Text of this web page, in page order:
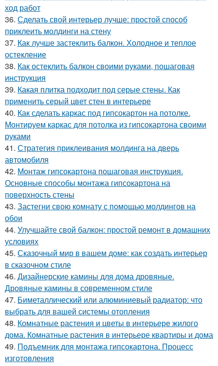
ход работ
36. Сделать свой интерьер лучше: простой способ
приклеить молдинги на стену
37. Как лучше застеклить балкон. Холодное и теплое
остекление
38. Как остеклить балкон своими руками, пошаговая
инструкция
39. Какая плитка подходит под серые стены. Как
применить серый цвет стен в интерьере
40. Как сделать каркас под гипсокартон на потолке.
Монтируем каркас для потолка из гипсокартона своими
руками
41. Стратегия приклеивания молдинга на дверь
автомобиля
42. Монтаж гипсокартона пошаговая инструкция.
Основные способы монтажа гипсокартона на
поверхность стены
43. Застегни свою комнату с помощью молдингов на
обои
44. Улучшайте свой балкон: простой ремонт в домашних
условиях
45. Сказочный мир в вашем доме: как создать интерьер
в сказочном стиле
46. Дизайнерские камины для дома дровяные.
Дровяные камины в современном стиле
47. Биметаллический или алюминиевый радиатор: что
выбрать для вашей системы отопления
48. Комнатные растения и цветы в интерьере жилого
дома. Комнатные растения в интерьере квартиры и дома
49. Подъемник для монтажа гипсокартона. Процесс
изготовления